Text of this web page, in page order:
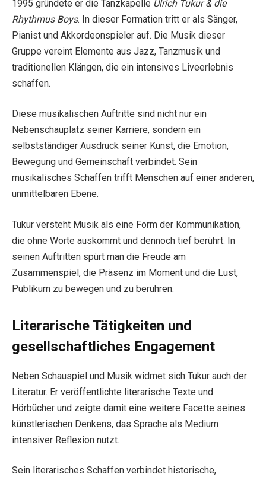
1995 gründete er die Tanzkapelle Ulrich Tukur & die
Rhythmus Boys. In dieser Formation tritt er als Sänger,
Pianist und Akkordeonspieler auf. Die Musik dieser
Gruppe vereint Elemente aus Jazz, Tanzmusik und
traditionellen Klängen, die ein intensives Liveerlebnis
schaffen.
Diese musikalischen Auftritte sind nicht nur ein
Nebenschauplatz seiner Karriere, sondern ein
selbstständiger Ausdruck seiner Kunst, die Emotion,
Bewegung und Gemeinschaft verbindet. Sein
musikalisches Schaffen trifft Menschen auf einer anderen,
unmittelbaren Ebene.
Tukur versteht Musik als eine Form der Kommunikation,
die ohne Worte auskommt und dennoch tief berührt. In
seinen Auftritten spürt man die Freude am
Zusammenspiel, die Präsenz im Moment und die Lust,
Publikum zu bewegen und zu berühren.
Literarische Tätigkeiten und
gesellschaftliches Engagement
Neben Schauspiel und Musik widmet sich Tukur auch der
Literatur. Er veröffentlichte literarische Texte und
Hörbücher und zeigte damit eine weitere Facette seines
künstlerischen Denkens, das Sprache als Medium
intensiver Reflexion nutzt.
Sein literarisches Schaffen verbindet historische,